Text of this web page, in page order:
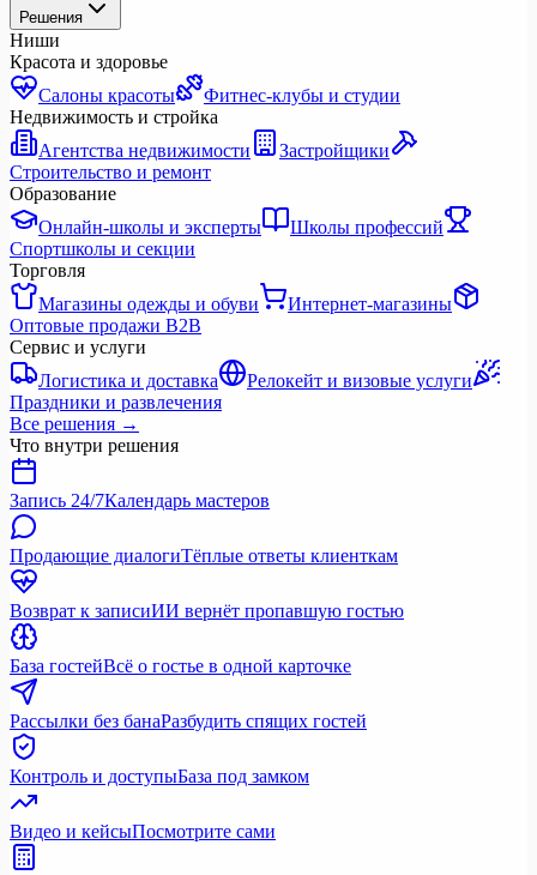
Решения
Ниши
Красота и здоровье
Салоны красоты
Фитнес-клубы и студии
Недвижимость и стройка
Агентства недвижимости
Застройщики
Строительство и ремонт
Образование
Онлайн-школы и эксперты
Школы профессий
Спортшколы и секции
Торговля
Магазины одежды и обуви
Интернет-магазины
Оптовые продажи B2B
Сервис и услуги
Логистика и доставка
Релокейт и визовые услуги
Праздники и развлечения
Все решения →
Что внутри решения
Запись 24/7Календарь мастеров
Продающие диалогиТёплые ответы клиенткам
Возврат к записиИИ вернёт пропавшую гостью
База гостейВсё о гостье в одной карточке
Рассылки без банаРазбудить спящих гостей
Контроль и доступыБаза под замком
Видео и кейсыПосмотрите сами